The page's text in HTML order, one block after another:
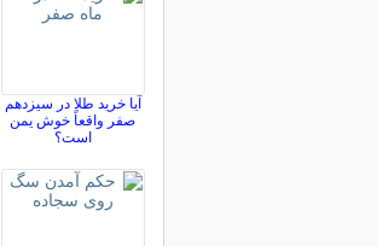
آیا خرید طلا در سیزدهم
صفر واقعاً خوش یمن
است؟